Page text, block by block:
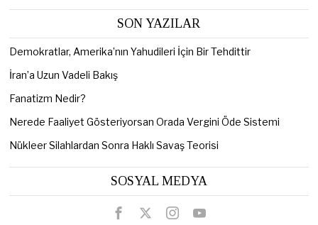
SON YAZILAR
Demokratlar, Amerika’nın Yahudileri İçin Bir Tehdittir
İran’a Uzun Vadeli Bakış
Fanatizm Nedir?
Nerede Faaliyet Gösteriyorsan Orada Vergini Öde Sistemi
Nükleer Silahlardan Sonra Haklı Savaş Teorisi
SOSYAL MEDYA